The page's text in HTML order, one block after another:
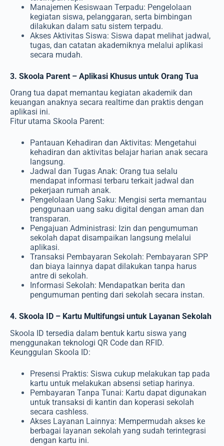
Manajemen Kesiswaan Terpadu: Pengelolaan
kegiatan siswa, pelanggaran, serta bimbingan
dilakukan dalam satu sistem terpadu.
Akses Aktivitas Siswa: Siswa dapat melihat jadwal,
tugas, dan catatan akademiknya melalui aplikasi
secara mudah.
3. Skoola Parent – Aplikasi Khusus untuk Orang Tua
Orang tua dapat memantau kegiatan akademik dan
keuangan anaknya secara realtime dan praktis dengan
aplikasi ini.
Fitur utama Skoola Parent:
Pantauan Kehadiran dan Aktivitas: Mengetahui
kehadiran dan aktivitas belajar harian anak secara
langsung.
Jadwal dan Tugas Anak: Orang tua selalu
mendapat informasi terbaru terkait jadwal dan
pekerjaan rumah anak.
Pengelolaan Uang Saku: Mengisi serta memantau
penggunaan uang saku digital dengan aman dan
transparan.
Pengajuan Administrasi: Izin dan pengumuman
sekolah dapat disampaikan langsung melalui
aplikasi.
Transaksi Pembayaran Sekolah: Pembayaran SPP
dan biaya lainnya dapat dilakukan tanpa harus
antre di sekolah.
Informasi Sekolah: Mendapatkan berita dan
pengumuman penting dari sekolah secara instan.
4. Skoola ID – Kartu Multifungsi untuk Layanan Sekolah
Skoola ID tersedia dalam bentuk kartu siswa yang
menggunakan teknologi QR Code dan RFID.
Keunggulan Skoola ID:
Presensi Praktis: Siswa cukup melakukan tap pada
kartu untuk melakukan absensi setiap harinya.
Pembayaran Tanpa Tunai: Kartu dapat digunakan
untuk transaksi di kantin dan koperasi sekolah
secara cashless.
Akses Layanan Lainnya: Mempermudah akses ke
berbagai layanan sekolah yang sudah terintegrasi
dengan kartu ini.